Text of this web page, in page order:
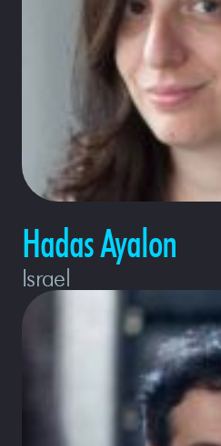
Hadas Ayalon
Israel